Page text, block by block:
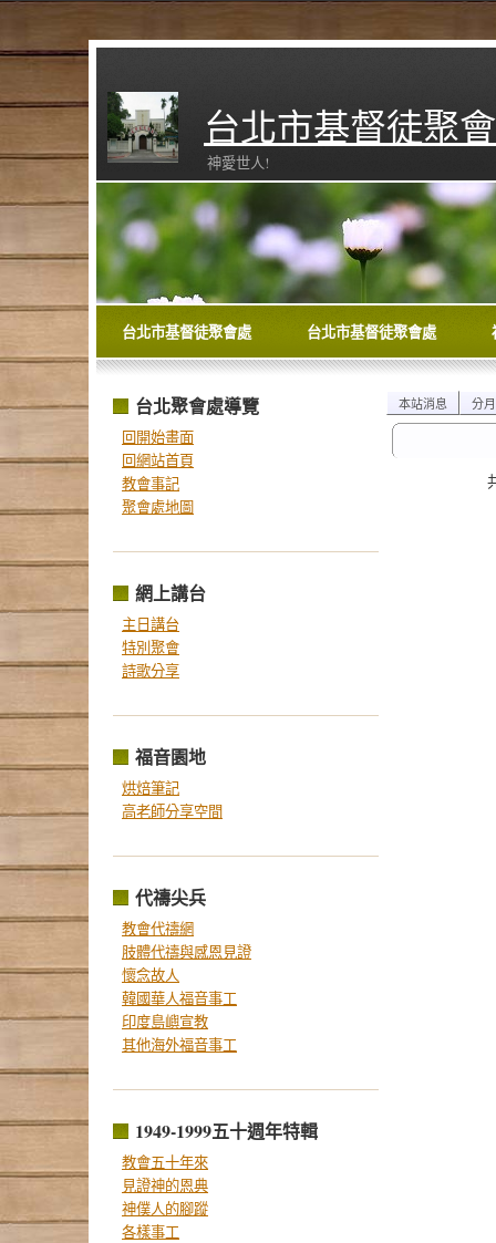
台北市基督徒聚
神愛世人!
台北市基督徒聚會處 台北市基督徒聚會處
台北聚會處導覽
回開始畫面
回網站首頁
教會事記
聚會處地圖
網上講台
主日講台
特別聚會
詩歌分享
福音園地
烘焙筆記
高老師分享空間
代禱尖兵
教會代禱網
肢體代禱與感恩見證
懷念故人
韓國華人福音事工
印度島嶼宣教
其他海外福音事工
1949-1999五十週年特輯
教會五十年來
見證神的恩典
神僕人的腳蹤
各樣事工
本站消息 分